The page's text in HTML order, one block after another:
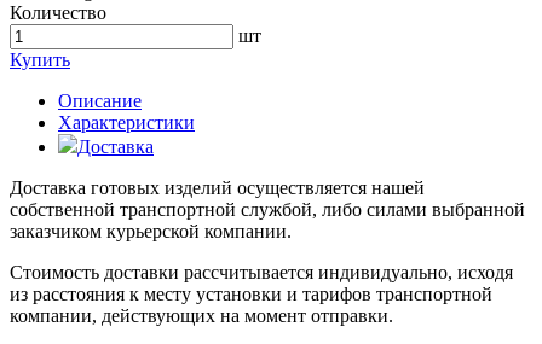
Количество
шт
Купить
Описание
Характеристики
Доставка
Доставка готовых изделий осуществляется нашей
собственной транспортной службой, либо силами выбранной
заказчиком курьерской компании.
Стоимость доставки рассчитывается индивидуально, исходя
из расстояния к месту установки и тарифов транспортной
компании, действующих на момент отправки.